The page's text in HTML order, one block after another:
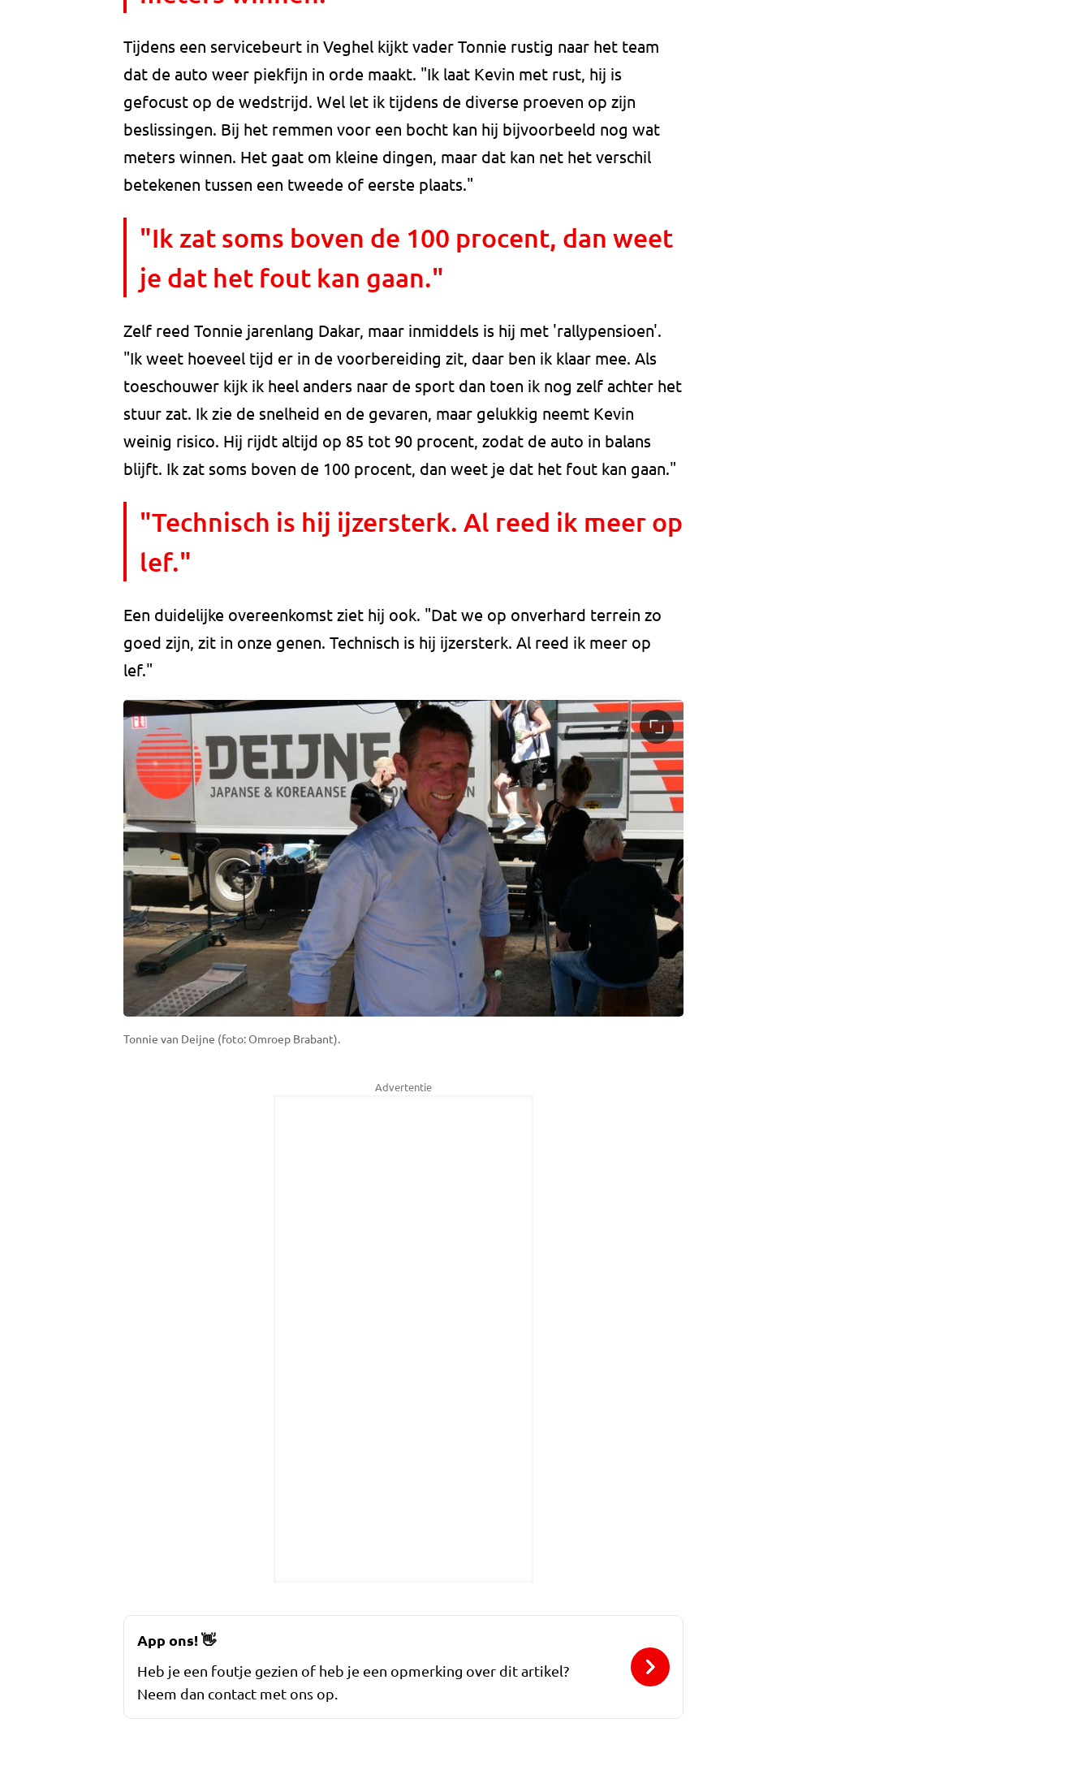
Tijdens een servicebeurt in Veghel kijkt vader Tonnie rustig naar het team
dat de auto weer piekfijn in orde maakt. "Ik laat Kevin met rust, hij is
gefocust op de wedstrijd. Wel let ik tijdens de diverse proeven op zijn
beslissingen. Bij het remmen voor een bocht kan hij bijvoorbeeld nog wat
meters winnen. Het gaat om kleine dingen, maar dat kan net het verschil
betekenen tussen een tweede of eerste plaats."
"Ik zat soms boven de 100 procent, dan weet
je dat het fout kan gaan."
Zelf reed Tonnie jarenlang Dakar, maar inmiddels is hij met 'rallypensioen'.
"Ik weet hoeveel tijd er in de voorbereiding zit, daar ben ik klaar mee. Als
toeschouwer kijk ik heel anders naar de sport dan toen ik nog zelf achter het
stuur zat. Ik zie de snelheid en de gevaren, maar gelukkig neemt Kevin
weinig risico. Hij rijdt altijd op 85 tot 90 procent, zodat de auto in balans
blijft. Ik zat soms boven de 100 procent, dan weet je dat het fout kan gaan."
"Technisch is hij ijzersterk. Al reed ik meer op
lef."
Een duidelijke overeenkomst ziet hij ook. "Dat we op onverhard terrein zo
goed zijn, zit in onze genen. Technisch is hij ijzersterk. Al reed ik meer op
lef."
Tonnie van Deijne (foto: Omroep Brabant).
Advertentie
App ons!👋
Heb je een foutje gezien of heb je een opmerking over dit artikel?
Neem dan contact met ons op.